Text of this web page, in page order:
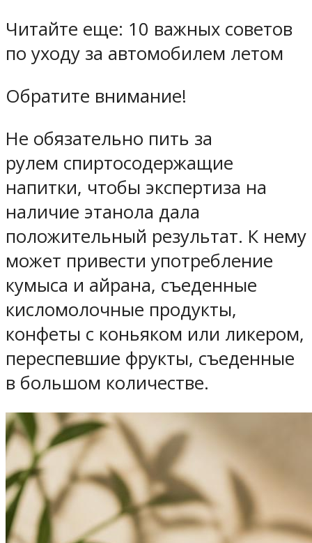
Читайте еще: 10 важных советов
по уходу за автомобилем летом
Обратите внимание!
Не обязательно пить за
рулем спиртосодержащие
напитки, чтобы экспертиза на
наличие этанола дала
положительный результат. К нему
может привести употребление
кумыса и айрана, съеденные
кисломолочные продукты,
конфеты с коньяком или ликером,
переспевшие фрукты, съеденные
в большом количестве.